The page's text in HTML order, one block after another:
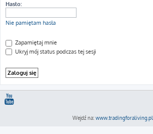
Hasło:
Nie pamiętam hasła
Zapamiętaj mnie
Ukryj mój status podczas tej sesji
Wejdź na: www.tradingforaliving.pl